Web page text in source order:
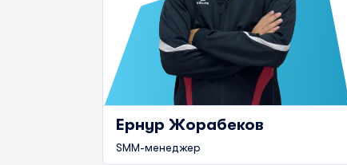
Ернур Жорабеков
SMM-менеджер